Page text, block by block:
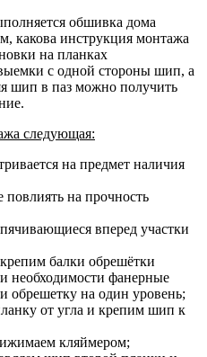
обшивка дома
какова инструкция монтажа
на планках
с одной стороны шип, а
шип в паз можно получить
следующая:
на предмет наличия
на прочность
вперед участки
балки обрешётки
необходимости фанерные
обрешетку на один уровень;
от угла и крепим шип к
кляймером;